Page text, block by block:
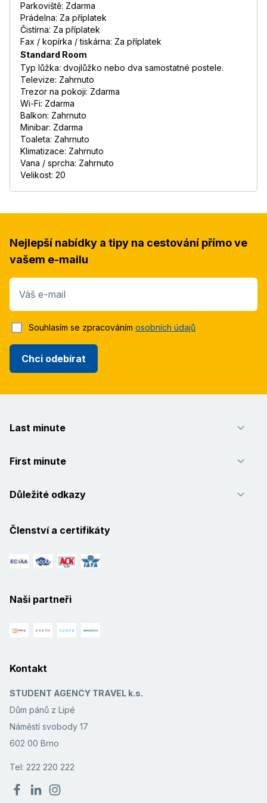
Parkoviště: Zdarma
Prádelna: Za příplatek
Čistírna: Za příplatek
Fax / kopírka / tiskárna: Za příplatek
Standard Room
Typ lůžka: dvojlůžko nebo dva samostatné postele.
Televize: Zahrnuto
Trezor na pokoji: Zdarma
Wi-Fi: Zdarma
Balkon: Zahrnuto
Minibar: Zdarma
Toaleta: Zahrnuto
Klimatizace: Zahrnuto
Vana / sprcha: Zahrnuto
Velikost: 20
Nejlepší nabídky a tipy na cestování přímo ve
vašem e-mailu
Váš e-mail
Chci odebírat
Souhlasím se zpracováním osobních údajů
Last minute
First minute
Důležité odkazy
Členství a certifikáty
Naši partneři
Kontakt
STUDENT AGENCY TRAVEL k.s.
Dům pánů z Lipé
Náměstí svobody 17
602 00 Brno
Tel: 222 220 222